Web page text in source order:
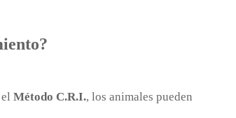
Método C.R.I., los animales pueden